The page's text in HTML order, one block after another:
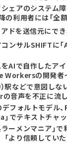
シェアのシステム
利用者には「全額
ドを送信元にで
ンサルSHIFTに
をAIで自作したア
Workersの開発者
）駅などで意図し
音声を不正に流
デフォルトモデル、
」でテキストチャ
ラーメンマニア」
より信頼していた